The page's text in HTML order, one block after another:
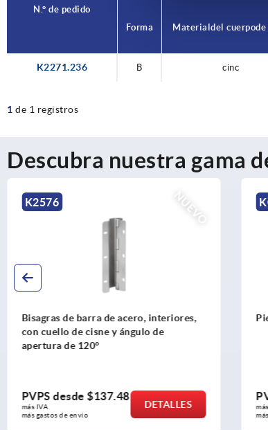
N.° de pedido
Forma
Material del cuerpo de
K2271.236 B cinc
1 de 1 registros
Descubra nuestra gama
NUEVO
K0303
Pies de acero, acero inoxidable o POM
PVPS desde$10.13
más IVA
más gastos de envío
DETALLES